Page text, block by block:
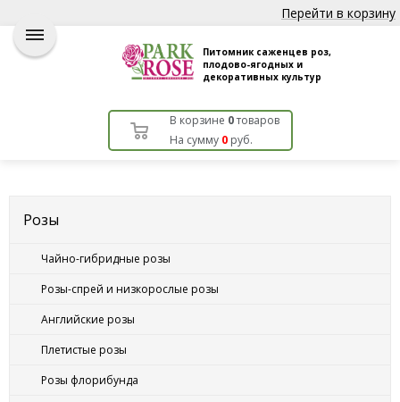
Перейти в корзину
Питомник саженцев роз,
плодово-ягодных и
декоративных культур
В корзине 0товаров
На сумму 0руб.
Розы
Чайно-гибридные розы
Розы-спрей и низкорослые розы
Английские розы
Плетистые розы
Розы флорибунда